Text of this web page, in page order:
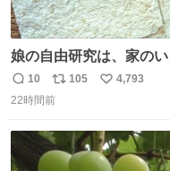
娘の自由研究は、家の
事でわたしの使わない
返
信
10
リ
ポ
ト
数
105
い
数
4,793
22時間前